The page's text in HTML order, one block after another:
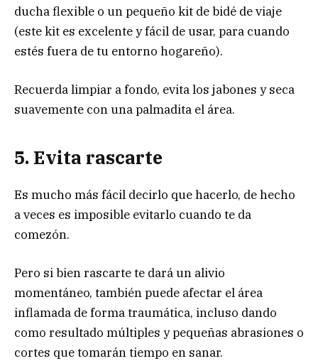
ducha flexible o un pequeño kit de bidé de viaje
(este kit es excelente y fácil de usar, para cuando
estés fuera de tu entorno hogareño).
Recuerda limpiar a fondo, evita los jabones y seca
suavemente con una palmadita el área.
5. Evita rascarte
Es mucho más fácil decirlo que hacerlo, de hecho
a veces es imposible evitarlo cuando te da
comezón.
Pero si bien rascarte te dará un alivio
momentáneo, también puede afectar el área
inflamada de forma traumática, incluso dando
como resultado múltiples y pequeñas abrasiones o
cortes que tomarán tiempo en sanar.